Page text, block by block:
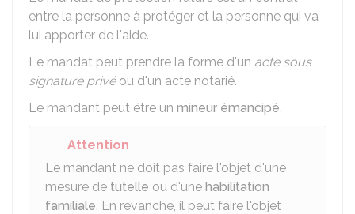
entre la personne à protéger et la personne qui va
lui apporter de l'aide.
Le mandat peut prendre la forme d'un acte sous
signature privé ou d'un acte notarié.
Le mandant peut être un mineur émancipé.
Attention
Le mandant ne doit pas faire l'objet d'une
mesure de tutelle ou d'une habilitation
familiale. En revanche, il peut faire l'objet